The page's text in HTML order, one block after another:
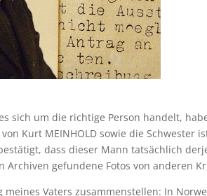
sich um die richtige Person handelt,
Kurt MEINHOLD sowie die Schwester
dass dieser Mann tatsächlich
Archiven gefundene Fotos von anderen
meines Vaters zusammenstellen: In